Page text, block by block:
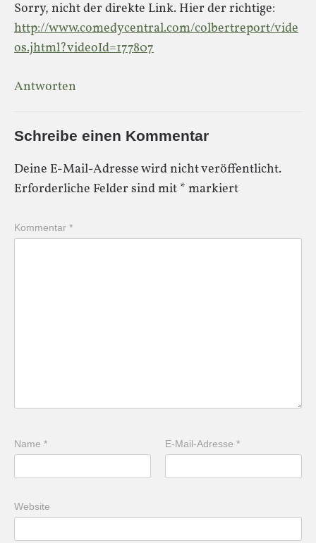
Sorry, nicht der direkte Link. Hier der richtige:
http://www.comedycentral.com/colbertreport/vide
os.jhtml?videoId=177807
Antworten
Schreibe einen Kommentar
Deine E-Mail-Adresse wird nicht veröffentlicht.
Erforderliche Felder sind mit * markiert
Kommentar *
Name * E-Mail-Adresse*
Website